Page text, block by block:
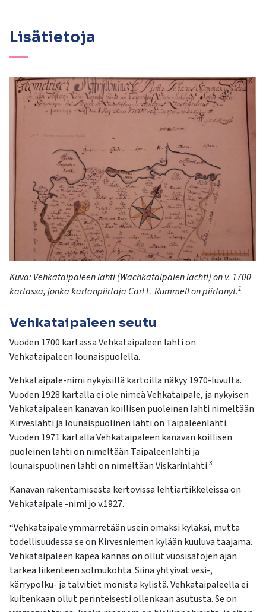
Lisätietoja
Kuva:Vehkataipaleen lahti (Wächkataipalenlachti) on v. 1700
kartassa, jonka kartanpiirtäjä Carl L. Rummellon piirtänyt.1
Vehkataipaleen seutu
Vuoden 1700 kartassa Vehkataipaleen lahti on
Vehkataipaleen lounaispuolella.
Vehkataipale-nimi nykyisillä kartoilla näkyy 1970-luvulta.
Vuoden 1928 kartalla ei ole nimeä Vehkataipale, ja nykyisen
Vehkataipaleen kanavan koillisen puoleinen lahti nimeltään
Kirveslahti ja lounaispuolinen lahti on Taipaleenlahti.
Vuoden 1971 kartalla Vehkataipaleen kanavan koillisen
puoleinen lahti on nimeltään Taipaleenlahti ja
lounaispuolinen lahti on nimeltään Viskarinlahti.3
Kanavan rakentamisesta kertovissa lehtiartikkeleissa on
Vehkataipale -nimi jo v.1927.
“Vehkataipale ymmärretään usein omaksi kyläksi, mutta
todellisuudessa se on Kirvesniemen kylään kuuluva taajama.
Vehkataipaleen kapea kannas on ollut vuosisatojen ajan
tärkeä liikenteen solmukohta. Siinä yhtyivät vesi-,
kärrypolku- ja talvitiet monista kylistä. Vehkataipaleella ei
kuitenkaan ollut perinteisesti ollenkaan asutusta. Se on